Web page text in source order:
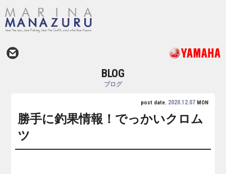
BLOG
ブログ
post date. 2020.12.07MON
勝手に釣果情報！でっかいクロム
ツ